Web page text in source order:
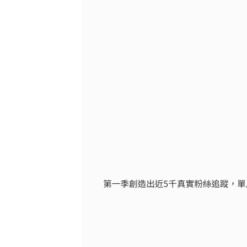
第一季創造出近5千真實粉絲追蹤，